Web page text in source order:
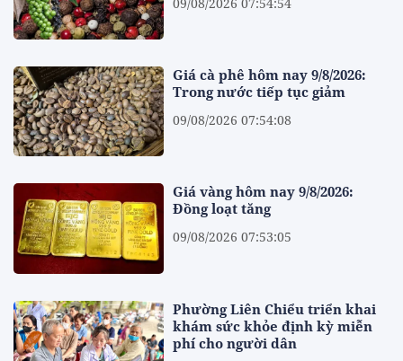
Giá cà phê hôm nay 9/8/2026:
Trong nước tiếp tục giảm
09/08/2026 07:54:08
Giá vàng hôm nay 9/8/2026:
Đồng loạt tăng
09/08/2026 07:53:05
Phường Liên Chiểu triển khai
khám sức khỏe định kỳ miễn
phí cho người dân